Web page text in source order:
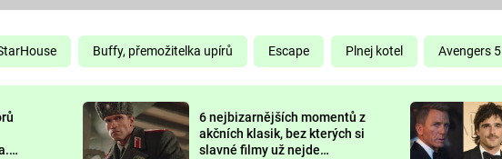
DELIVERANCE
KOMEDIE
CHUCK
NORRIS
DEADPOOL
Buffy, přemožitelka upírů Escape Plnej kotel Avengers 5
6 nejbizarnějších momentů z
akčních klasik, bez kterých si
slavné filmy už nejde